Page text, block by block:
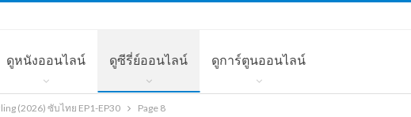
ดูหนังออนไลน์ ดูซีรี่ย์ออนไลน์ ดูการ์ตูนออนไลน์
(2026) ซับไทย EP1-EP30 Page 8